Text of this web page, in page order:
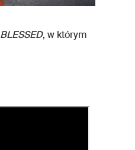
BLESSED, w którym